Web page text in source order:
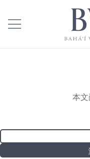
本文